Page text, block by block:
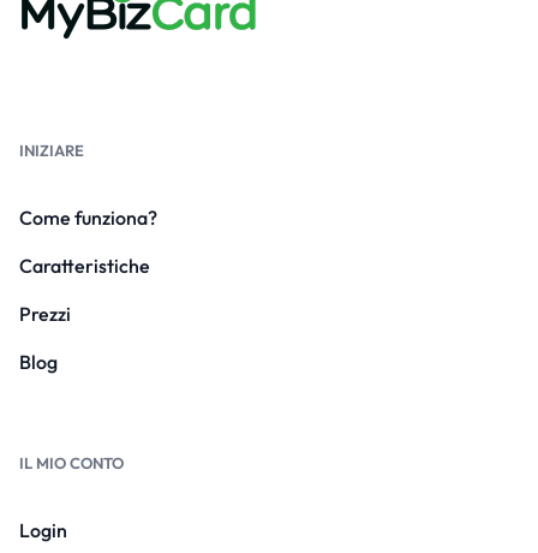
INIZIARE
Come funziona?
Caratteristiche
Prezzi
Blog
IL MIO CONTO
Login